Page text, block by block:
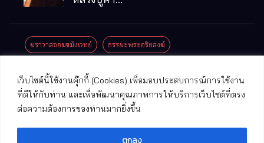
เว็บไซต์นี้ใช้งานคุ๊กกี้ (Cookies) เพื่อมอบประสบการณ์การใช้งาน
ที่ดีให้กับท่าน และเพื่อพัฒนาคุณภาพการให้บริการเว็บไซต์ที่ตรง
ต่อความต้องการของท่านมากยิ่งขึ้น
ตกลง
แล้ว วัดป่า
อ.แม่ริม
จ.เชียงใหม่
มณี
ฆราวาสจอมขมังเวทย์ ธรรมะพระอริยสงฆ์
ปาฏิหาริย์พระเครื่อง
พระพุทธรูปศักดิ์สิทธิ์ วัดที่สําคัญ